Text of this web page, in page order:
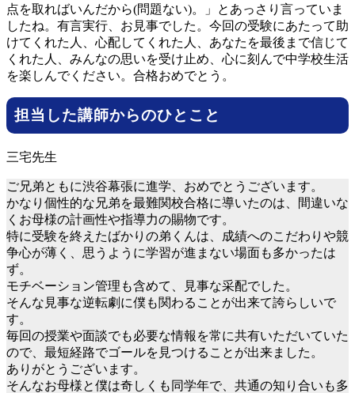
点を取ればいんだから(問題ない)。」とあっさり言っていま
したね。有言実行、お見事でした。今回の受験にあたって助
けてくれた人、心配してくれた人、あなたを最後まで信じて
くれた人、みんなの思いを受け止め、心に刻んで中学校生活
を楽しんでください。合格おめでとう。
担当した講師からのひとこと
ご兄弟ともに渋谷幕張に進学、おめでとうございます。
かなり個性的な兄弟を最難関校合格に導いたのは、間違いな
くお母様の計画性や指導力の賜物です。
特に受験を終えたばかりの弟くんは、成績へのこだわりや競
争心が薄く、思うように学習が進まない場面も多かったは
ず。
モチベーション管理も含めて、見事な采配でした。
そんな見事な逆転劇に僕も関わることが出来て誇らしいで
す。
毎回の授業や面談でも必要な情報を常に共有いただいていた
ので、最短経路でゴールを見つけることが出来ました。
ありがとうございます。
そんなお母様と僕は奇しくも同学年で、共通の知り合いも多